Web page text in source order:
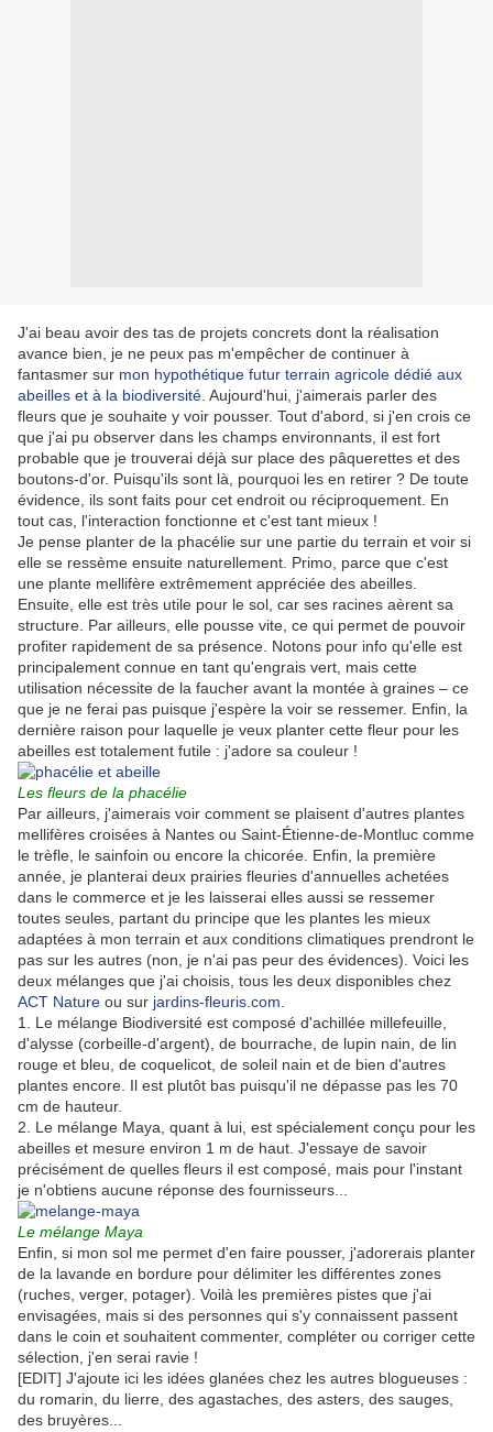
J'ai beau avoir des tas de projets concrets dont la réalisation
avance bien, je ne peux pas m'empêcher de continuer à
fantasmer sur mon hypothétique futur terrain agricole dédié aux
abeilles et à la biodiversité . Aujourd'hui, j'aimerais parler des
fleurs que je souhaite y voir pousser. Tout d'abord, si j'en crois ce
que j'ai pu observer dans les champs environnants, il est fort
probable que je trouverai déjà sur place des pâquerettes et des
boutons-d'or. Puisqu'ils sont là, pourquoi les en retirer ? De toute
évidence, ils sont faits pour cet endroit ou réciproquement. En
tout cas, l'interaction fonctionne et c'est tant mieux !
Je pense planter de la phacélie sur une partie du terrain et voir si
elle se ressème ensuite naturellement. Primo, parce que c'est
une plante mellifère extrêmement appréciée des abeilles.
Ensuite, elle est très utile pour le sol, car ses racines aèrent sa
structure. Par ailleurs, elle pousse vite, ce qui permet de pouvoir
profiter rapidement de sa présence. Notons pour info qu'elle est
principalement connue en tant qu'engrais vert, mais cette
utilisation nécessite de la faucher avant la montée à graines – ce
que je ne ferai pas puisque j'espère la voir se ressemer. Enfin, la
dernière raison pour laquelle je veux planter cette fleur pour les
abeilles est totalement futile : j'adore sa couleur !
Les fleurs de la phacélie
Par ailleurs, j'aimerais voir comment se plaisent d'autres plantes
mellifères croisées à Nantes ou Saint-Étienne-de-Montluc comme
le trèfle, le sainfoin ou encore la chicorée. Enfin, la première
année, je planterai deux prairies fleuries d'annuelles achetées
dans le commerce et je les laisserai elles aussi se ressemer
toutes seules, partant du principe que les plantes les mieux
adaptées à mon terrain et aux conditions climatiques prendront le
pas sur les autres (non, je n'ai pas peur des évidences). Voici les
deux mélanges que j'ai choisis, tous les deux disponibles chez
ACT Nature ou sur jardins-fleuris.com
1. Le mélange Biodiversité est composé d'achillée millefeuille,
d'alysse (corbeille-d'argent), de bourrache, de lupin nain, de lin
rouge et bleu, de coquelicot, de soleil nain et de bien d'autres
plantes encore. Il est plutôt bas puisqu'il ne dépasse pas les 70
cm de hauteur.
2. Le mélange Maya, quant à lui, est spécialement conçu pour les
abeilles et mesure environ 1 m de haut. J'essaye de savoir
précisément de quelles fleurs il est composé, mais pour l'instant
je n'obtiens aucune réponse des fournisseurs...
Le mélange Maya
Enfin, si mon sol me permet d'en faire pousser, j'adorerais planter
de la lavande en bordure pour délimiter les différentes zones
(ruches, verger, potager). Voilà les premières pistes que j'ai
envisagées, mais si des personnes qui s'y connaissent passent
dans le coin et souhaitent commenter, compléter ou corriger cette
sélection, j'en serai ravie !
[EDIT] J'ajoute ici les idées glanées chez les autres blogueuses :
du romarin, du lierre, des agastaches, des asters, des sauges,
des bruyères...